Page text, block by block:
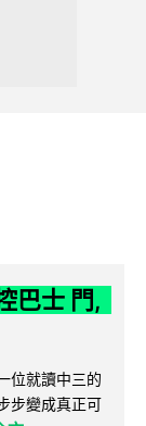
巴士 門,
位就讀中三的
步變成真正可